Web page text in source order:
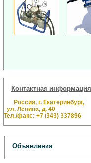
Контактная информация
Россия, г. Екатеринбург,
ул. Ленина, д. 40
Тел./факс: +7 (343) 337896
Объявления